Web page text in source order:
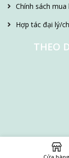
Chính sách mua
Hợp tác đại lý/
THEO